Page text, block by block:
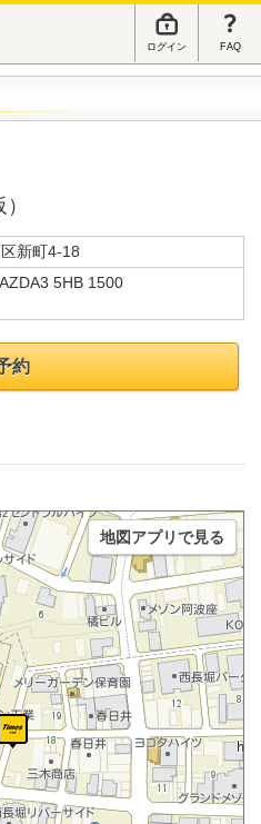
ログイン FAQ
新町4-18
5HB 1500
約
地図アプリで見る